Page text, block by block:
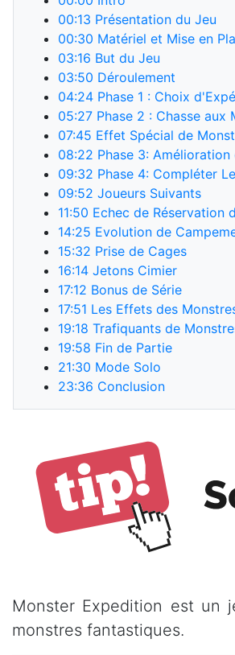
00:13 Présentation du Jeu
00:30 Matériel et Mise en
03:16 But du Jeu
03:50 Déroulement
04:24 Phase 1 : Choix
05:27 Phase 2 : Chasse aux
07:45 Effet Spécial de
08:22 Phase 3: Amélioration
09:32 Phase 4: Compléter
09:52 Joueurs Suivants
11:50 Echec de Réservation
14:25 Evolution de
15:32 Prise de Cages
16:14 Jetons Cimier
17:12 Bonus de Série
17:51 Les Effets des
19:18 Trafiquants de
19:58 Fin de Partie
21:30 Mode Solo
23:36 Conclusion
Monster Expedition est un
monstres fantastiques.